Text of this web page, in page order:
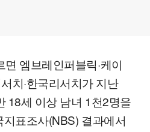
엠브레인퍼블릭·케이
치·한국리서치가 지난
18세 이상 남녀 1천2명을
표조사(NBS) 결과에서